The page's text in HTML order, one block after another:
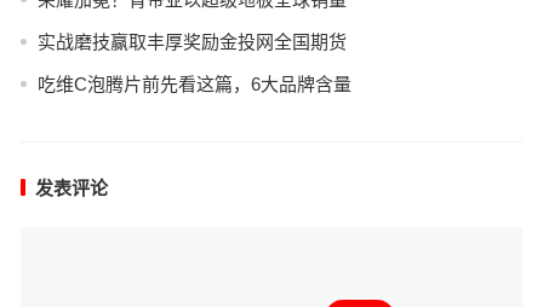
实战磨技赢取丰厚奖励金投网全国期货
吃维C泡腾片前先看这篇，6大品牌含量
发表评论